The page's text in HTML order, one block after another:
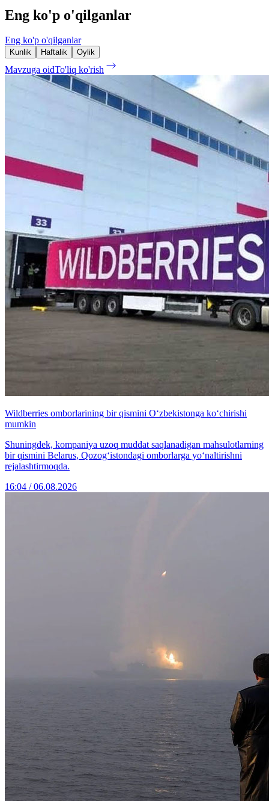
Eng ko'p o'qilganlar
Eng ko'p o'qilganlar
Kunlik Haftalik Oylik
Mavzuga oidTo'liq ko'rish
Wildberries omborlarining bir qismini O‘zbekistonga ko‘chirishi
mumkin
Shuningdek, kompaniya uzoq muddat saqlanadigan mahsulotlarning
bir qismini Belarus, Qozog‘istondagi omborlarga yo‘naltirishni
rejalashtirmoqda.
16:04 / 06.08.2026